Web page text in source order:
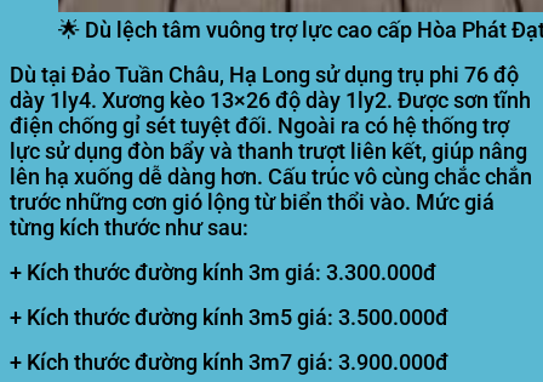
🌟 Dù lệch tâm vuông trợ lực cao cấp Hòa Phát
Dù tại Đảo Tuần Châu, Hạ Long sử dụng trụ phi 76 độ
dày 1ly4. Xương kèo 13×26 độ dày 1ly2. Được sơn tĩnh
điện chống gỉ sét tuyệt đối. Ngoài ra có hệ thống trợ
lực sử dụng đòn bẩy và thanh trượt liên kết, giúp nâng
lên hạ xuống dễ dàng hơn. Cấu trúc vô cùng chắc chắn
trước những cơn gió lộng từ biển thổi vào. Mức giá
từng kích thước như sau:
+ Kích thước đường kính 3m giá: 3.300.000đ
+ Kích thước đường kính 3m5 giá: 3.500.000đ
+ Kích thước đường kính 3m7 giá: 3.900.000đ